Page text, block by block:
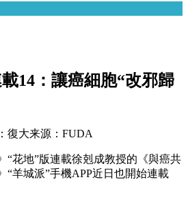
載14：讓癌細胞“改邪歸
復大来源： FUDA
“花地”版連載徐剋成教授的《與癌共
“羊城派”手機APP近日也開始連載